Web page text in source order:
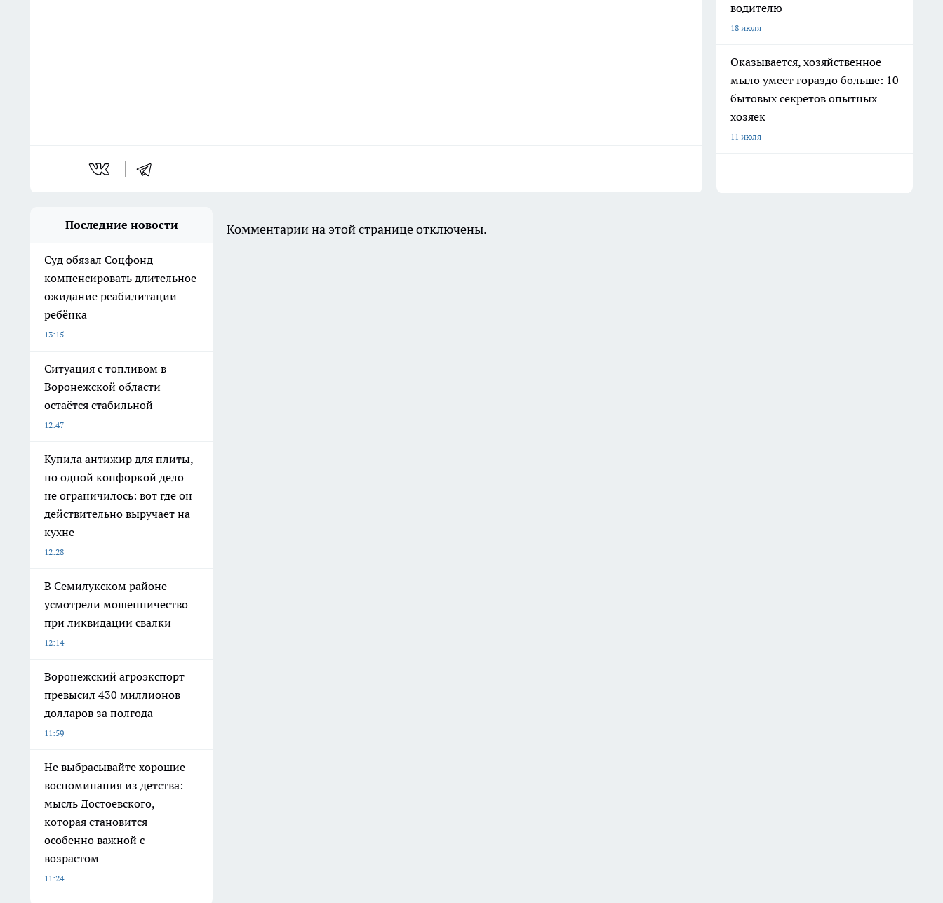
водителю
18 июля
Оказывается, хозяйственное
мыло умеет гораздо больше: 10
бытовых секретов опытных
хозяек
11 июля
Последние новости
Суд обязал Соцфонд
компенсировать длительное
ожидание реабилитации
ребёнка
13:15
Ситуация с топливом в
Воронежской области
остаётся стабильной
12:47
Купила антижир для плиты,
но одной конфоркой дело
не ограничилось: вот где он
действительно выручает на
кухне
12:28
В Семилукском районе
усмотрели мошенничество
при ликвидации свалки
12:14
Воронежский агроэкспорт
превысил 430 миллионов
долларов за полгода
11:59
Не выбрасывайте хорошие
воспоминания из детства:
мысль Достоевского,
которая становится
особенно важной с
возрастом
11:24
Комментарии на этой странице отключены.